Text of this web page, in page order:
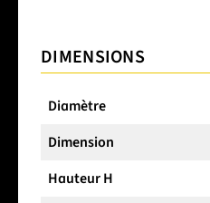
DIMENSIONS
Diamètre
Dimension
Hauteur H